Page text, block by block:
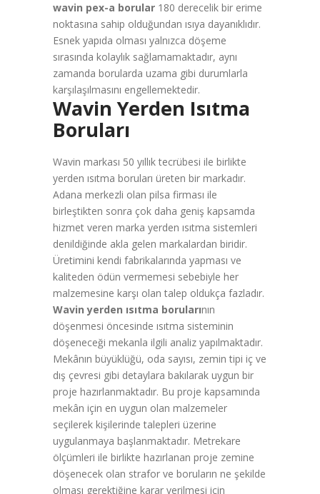
wavin pex-a borular 180 derecelik bir erime
noktasına sahip olduğundan ısıya dayanıklıdır.
Esnek yapıda olması yalnızca döşeme
sırasında kolaylık sağlamamaktadır, aynı
zamanda borularda uzama gibi durumlarla
karşılaşılmasını engellemektedir.
Wavin Yerden Isıtma
Boruları
Wavin markası 50 yıllık tecrübesi ile birlikte
yerden ısıtma boruları üreten bir markadır.
Adana merkezli olan pilsa firması ile
birleştikten sonra çok daha geniş kapsamda
hizmet veren marka yerden ısıtma sistemleri
denildiğinde akla gelen markalardan biridir.
Üretimini kendi fabrikalarında yapması ve
kaliteden ödün vermemesi sebebiyle her
malzemesine karşı olan talep oldukça fazladır.
Wavin yerden ısıtma borularının
döşenmesi öncesinde ısıtma sisteminin
döşeneceği mekanla ilgili analiz yapılmaktadır.
Mekânın büyüklüğü, oda sayısı, zemin tipi iç ve
dış çevresi gibi detaylara bakılarak uygun bir
proje hazırlanmaktadır. Bu proje kapsamında
mekân için en uygun olan malzemeler
seçilerek kişilerinde talepleri üzerine
uygulanmaya başlanmaktadır. Metrekare
ölçümleri ile birlikte hazırlanan proje zemine
döşenecek olan strafor ve boruların ne şekilde
olması gerektiğine karar verilmesi için